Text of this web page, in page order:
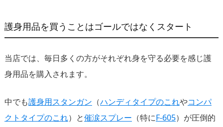
護身用品を買うことはゴールではなくスタート
当店では、毎日多くの方がそれぞれ身を守る必要を感じ護
身用品を購入されます。
中でも護身用スタンガン （ハンディタイプのこれやコンパ
クトタイプのこれ）と催涙スプレー （特にF-605）が圧倒的